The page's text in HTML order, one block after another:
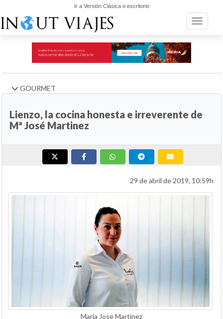
Ir a Versión Clásica o escritorio
Toggle
GOURMET
Lienzo, la cocina honesta e irreverente de
Mª José Martinez
29 de abril de 2019, 10:59h
Maria Jose Martinez